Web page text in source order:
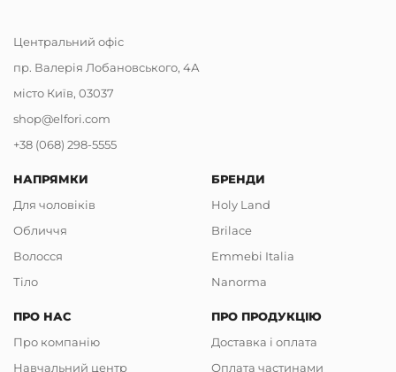
Центральний офіс
пр. Валерія Лобановського, 4А
місто Київ, 03037
shop@elfori.com
+38 (068) 298-5555
НАПРЯМКИ
Для чоловіків
Обличчя
Волосся
Тіло
БРЕНДИ
Holy Land
Brilace
Emmebi Italia
Nanorma
ПРО НАС
Про компанію
Навчальний центр
ПРО ПРОДУКЦІЮ
Доставка і оплата
Оплата частинами